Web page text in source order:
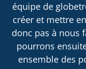
équipe de
créer et mettre
donc pas à nous
pourrons
ensemble des